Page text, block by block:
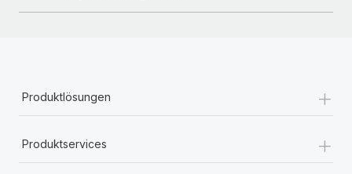
Produktlösungen +
Produktservices +